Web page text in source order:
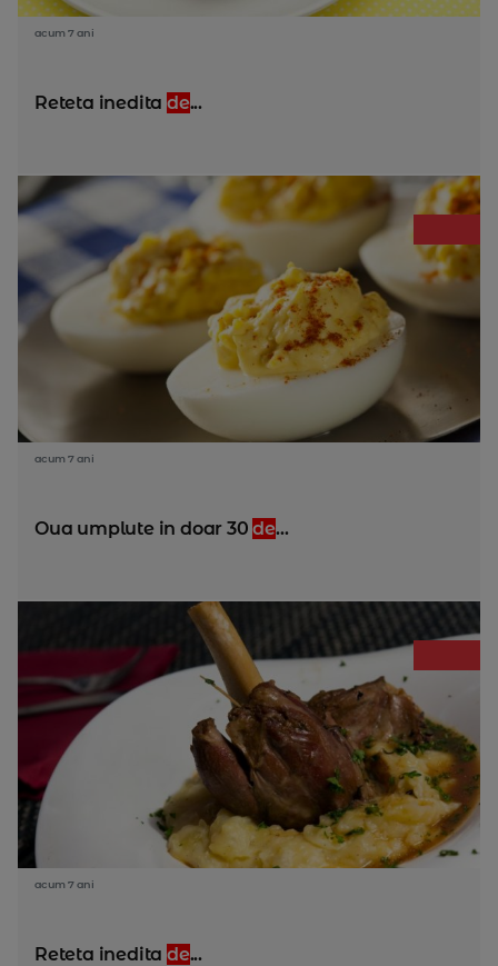
acum 7 ani
Reteta ineditade...
acum 7 ani
Oua umplute in doar 30de...
acum 7 ani
Reteta ineditade...